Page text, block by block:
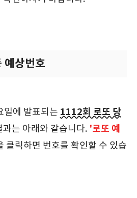
예상번호
일에 발표되는 1112회 로또 당
과는 아래와 같습니다. '로또 예
클릭하면 번호를 확인할 수 있습